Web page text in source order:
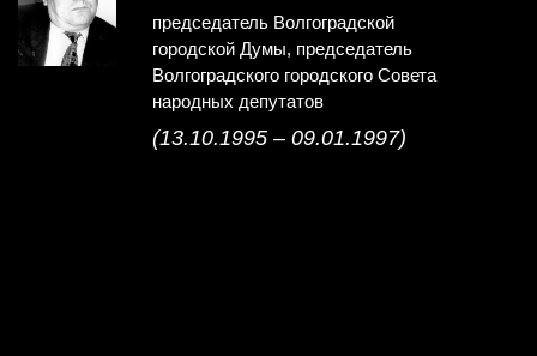
председатель Волгоградской
городской Думы, председатель
Волгоградского городского Совета
народных депутатов
(13.10.1995 – 09.01.1997)